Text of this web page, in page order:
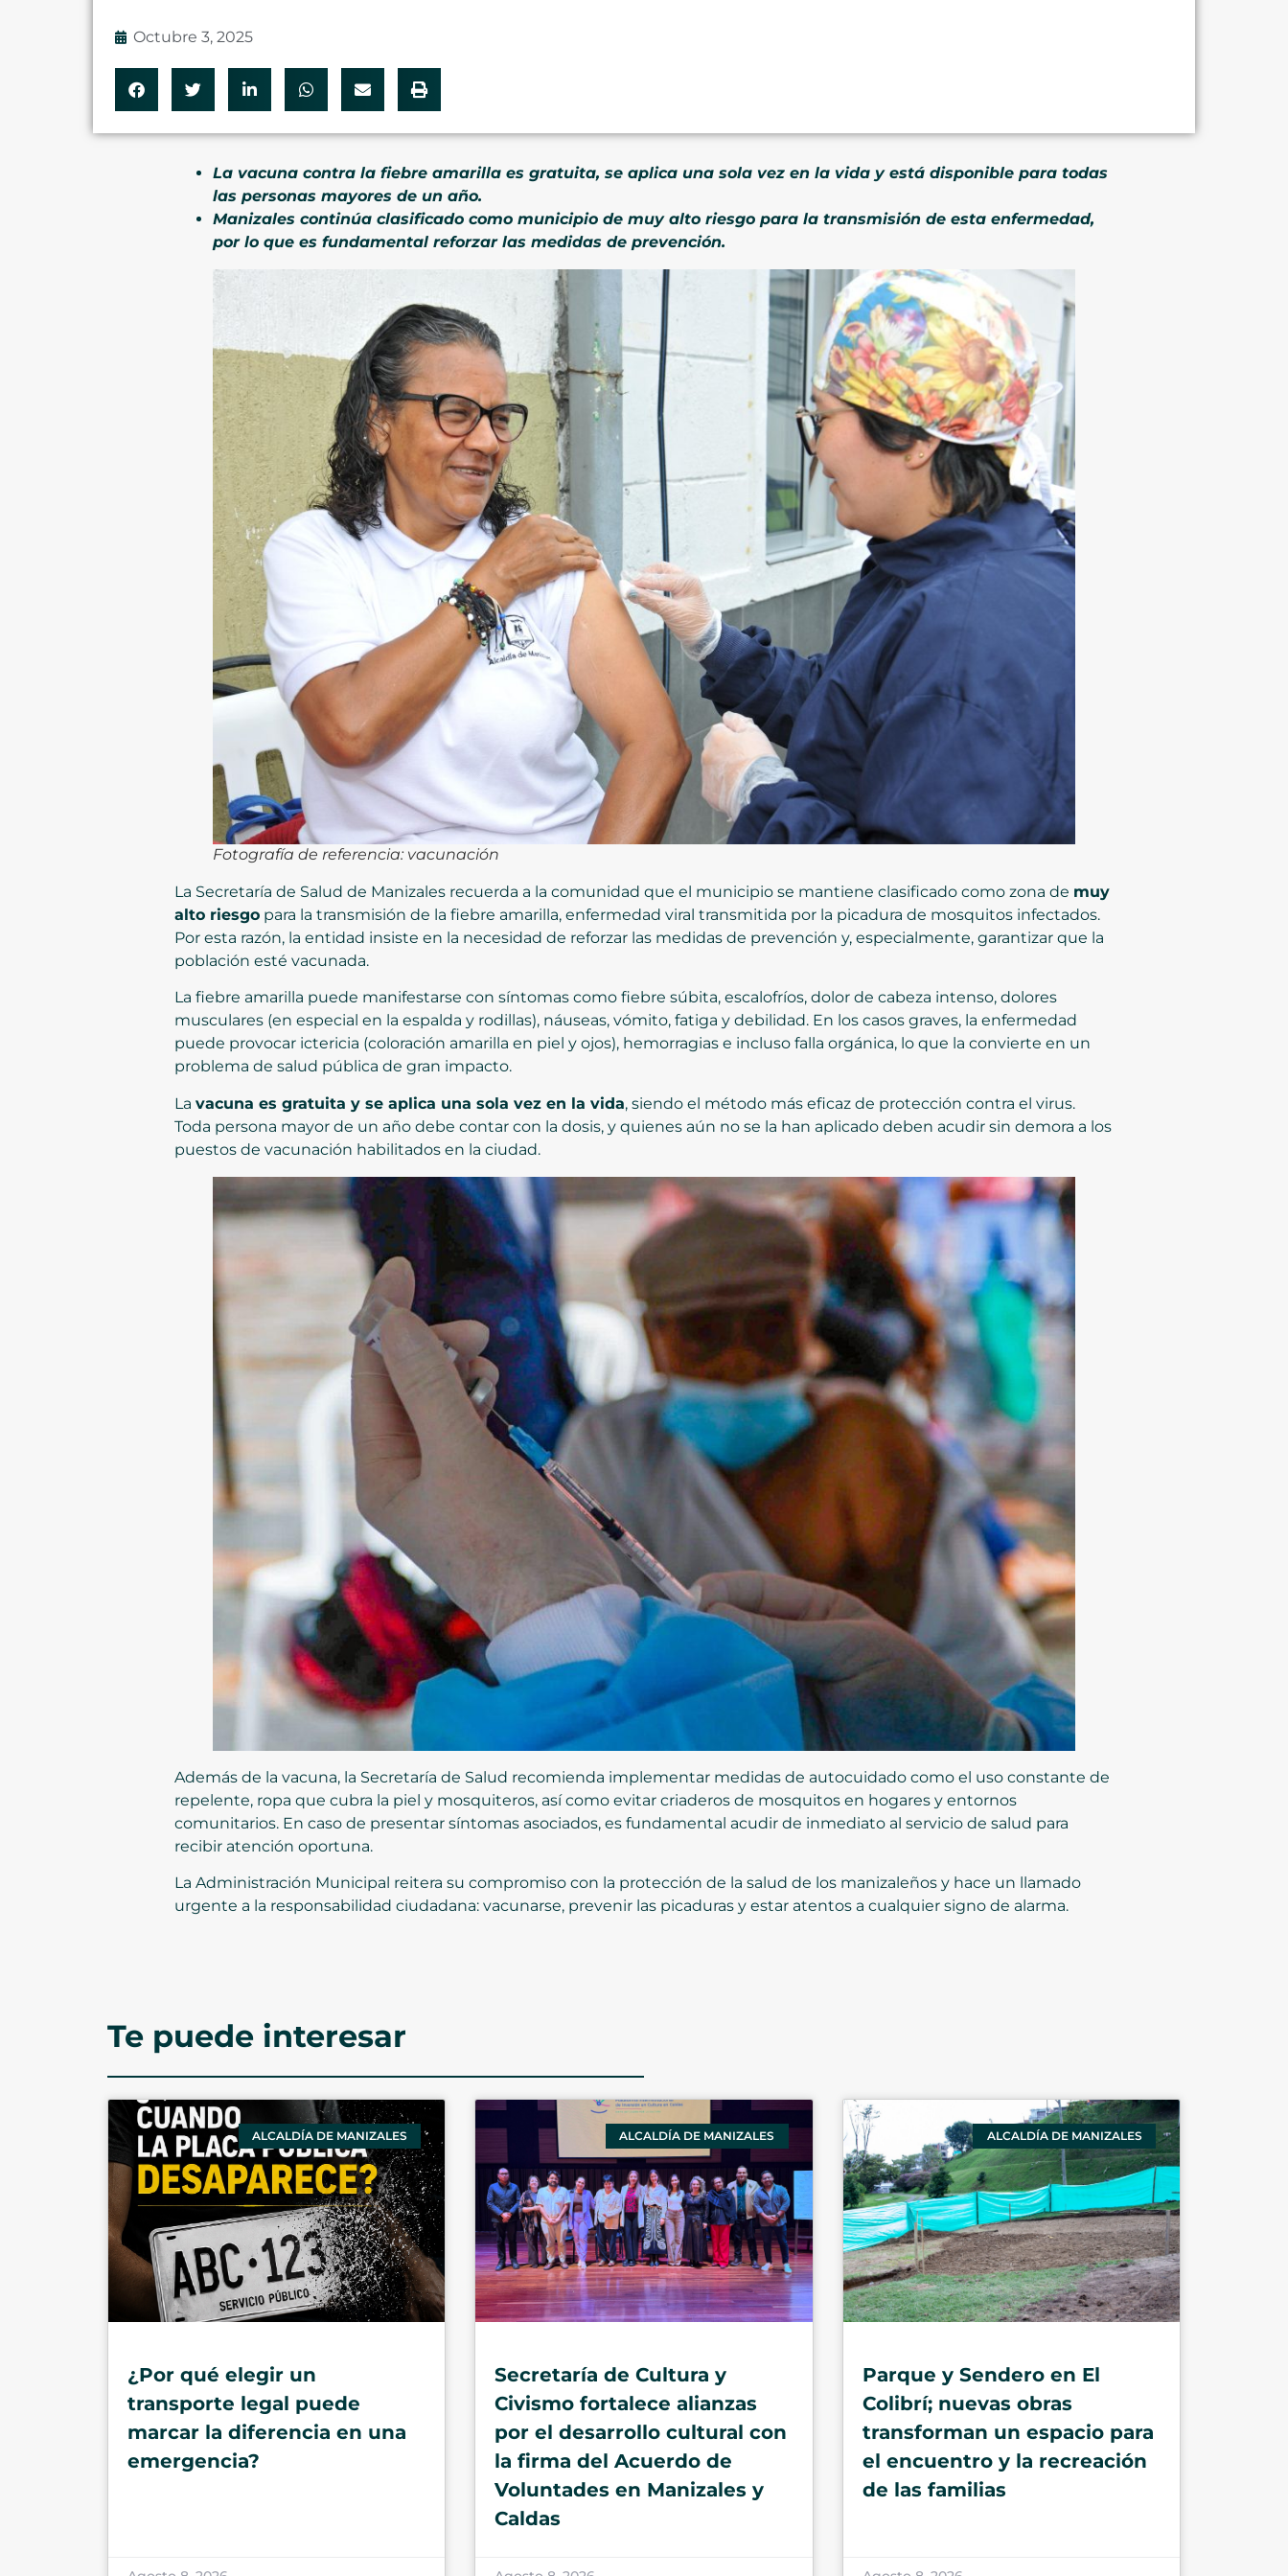
Octubre 3, 2025
La vacuna contra la fiebre amarilla es gratuita, se aplica una sola vez en la vida y está disponible para todas
las personas mayores de un año.
Manizales continúa clasificado como municipio de muy alto riesgo para la transmisión de esta enfermedad,
por lo que es fundamental reforzar las medidas de prevención.
Fotografía de referencia: vacunación
La Secretaría de Salud de Manizales recuerda a la comunidad que el municipio se mantiene clasificado como zona de muy
alto riesgo para la transmisión de la fiebre amarilla, enfermedad viral transmitida por la picadura de mosquitos infectados.
Por esta razón, la entidad insiste en la necesidad de reforzar las medidas de prevención y, especialmente, garantizar que la
población esté vacunada.
La fiebre amarilla puede manifestarse con síntomas como fiebre súbita, escalofríos, dolor de cabeza intenso, dolores
musculares (en especial en la espalda y rodillas), náuseas, vómito, fatiga y debilidad. En los casos graves, la enfermedad
puede provocar ictericia (coloración amarilla en piel y ojos), hemorragias e incluso falla orgánica, lo que la convierte en un
problema de salud pública de gran impacto.
La vacuna es gratuita y se aplica una sola vez en la vida, siendo el método más eficaz de protección contra el virus.
Toda persona mayor de un año debe contar con la dosis, y quienes aún no se la han aplicado deben acudir sin demora a los
puestos de vacunación habilitados en la ciudad.
Además de la vacuna, la Secretaría de Salud recomienda implementar medidas de autocuidado como el uso constante de
repelente, ropa que cubra la piel y mosquiteros, así como evitar criaderos de mosquitos en hogares y entornos
comunitarios. En caso de presentar síntomas asociados, es fundamental acudir de inmediato al servicio de salud para
recibir atención oportuna.
La Administración Municipal reitera su compromiso con la protección de la salud de los manizaleños y hace un llamado
urgente a la responsabilidad ciudadana: vacunarse, prevenir las picaduras y estar atentos a cualquier signo de alarma.
Te puede interesar
ALCALDÍA DE MANIZALES
¿Por qué elegir un
transporte legal puede
marcar la diferencia en una
emergencia?
ALCALDÍA DE MANIZALES
Secretaría de Cultura y
Civismo fortalece alianzas
por el desarrollo cultural con
la firma del Acuerdo de
Voluntades en Manizales y
Caldas
ALCALDÍA DE MANIZALES
Parque y Sendero en El
Colibrí; nuevas obras
transforman un espacio para
el encuentro y la recreación
de las familias